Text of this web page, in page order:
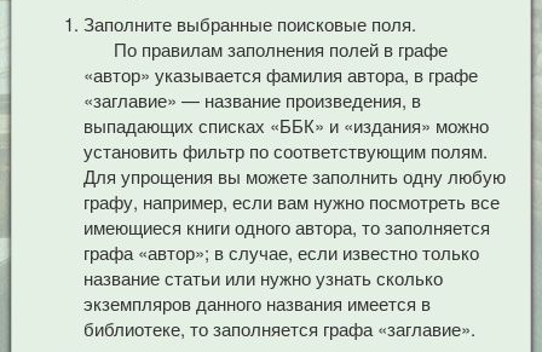
Заполните выбранные поисковые поля.
По правилам заполнения полей в графе
«автор» указывается фамилия автора, в графе
«заглавие» — название произведения, в
выпадающих списках «ББК» и «издания» можно
установить фильтр по соответствующим полям.
Для упрощения вы можете заполнить одну любую
графу, например, если вам нужно посмотреть все
имеющиеся книги одного автора, то заполняется
графа «автор»; в случае, если известно только
название статьи или нужно узнать сколько
экземпляров данного названия имеется в
библиотеке, то заполняется графа «заглавие».